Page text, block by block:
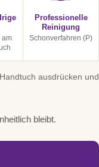
am
Professionelle
Reinigung
Schonverfahren (P)
ausdrücken und
bleibt.